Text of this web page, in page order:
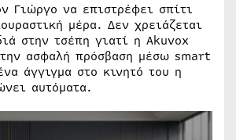
Γιώργο να επιστρέφει σπίτι
μέρα. Δεν χρειάζεται
στην τσέπη γιατί η Akuvox
ασφαλή πρόσβαση μέσω smart
άγγιγμα στο κινητό του η
αυτόματα.